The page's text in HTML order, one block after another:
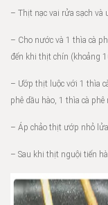
– Thịt nạc vai rửa sạch
– Cho nước và 1 thìa cà
đến khi thịt chín (khoảng
– Ướp thịt luộc với 1 thìa
phê dầu hào, 1 thìa cà
– Áp chảo thịt ướp nhỏ
– Sau khi thịt nguội